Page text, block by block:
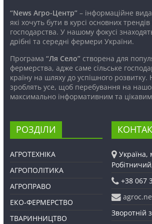
“News Агро-Центр”– інформаційне
які хочуть бути в курсі основних трендів
господарства. У нашому фокусі
дрібні та середні фермери України.
Програма “Ля Село”створена для
фермерства, адже саме сільське
країну на шляху до успішного розвитку.
зроблять усе, щоб перебування на
максимально інформативним та
РОЗДІЛИ
АГРОТЕХНІКА
АГРОПОЛІТИКА
АГРОПРАВО
ЕКО-ФЕРМЕРСТВО
ТВАРИННИЦТВО
Україна,
+38 067
Зворотній